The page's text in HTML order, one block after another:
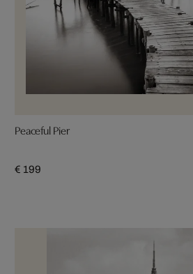
Peaceful Pier
€ 199